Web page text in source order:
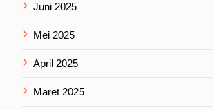
Juni 2025
Mei 2025
April 2025
Maret 2025